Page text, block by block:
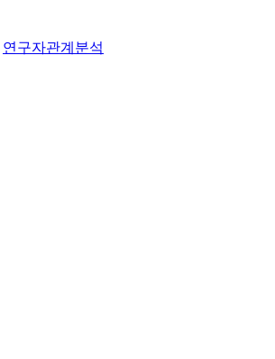
연구자관계분석